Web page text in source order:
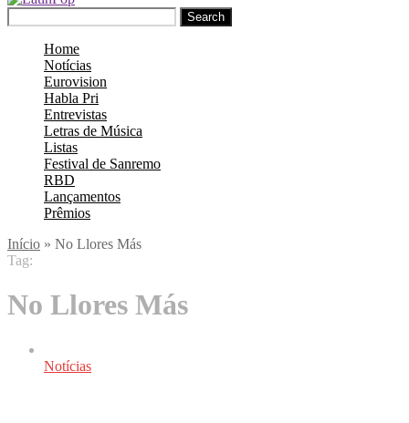
Search
Home
Notícias
Eurovision
Habla Pri
Entrevistas
Letras de Música
Listas
Festival de Sanremo
RBD
Lançamentos
Prêmios
Início » No Llores Más
Tag:
No Llores Más
Notícias